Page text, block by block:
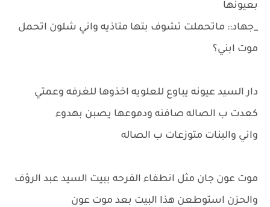
بعيونها
_جهاد:: ماتحملت تشوف بتها متاذيه واني شلون اتحمل
موت ابني؟
دار السيد عيونه يباوع للعلويه اخذوها للغرفه وعمتي
كعدت ب الصاله صافنه ودموعها يصبن بهدوء
واني والبنات متوزعات ب الصاله
موت عون جان مثل انطفاء الفرحه ببيت السيد عبد الرؤف
والحزن استوطعن هذا البيت بعد موت عون